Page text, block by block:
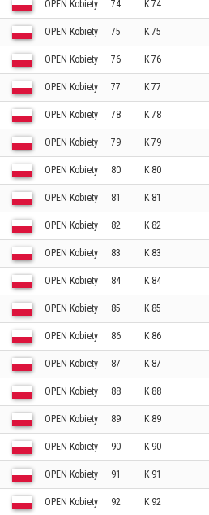
OPEN Kobiety 74 K 74
OPEN Kobiety 75 K 75
OPEN Kobiety 76 K 76
OPEN Kobiety 77 K 77
OPEN Kobiety 78 K 78
OPEN Kobiety 79 K 79
OPEN Kobiety 80 K 80
OPEN Kobiety 81 K 81
OPEN Kobiety 82 K 82
OPEN Kobiety 83 K 83
OPEN Kobiety 84 K 84
OPEN Kobiety 85 K 85
OPEN Kobiety 86 K 86
OPEN Kobiety 87 K 87
OPEN Kobiety 88 K 88
OPEN Kobiety 89 K 89
OPEN Kobiety 90 K 90
OPEN Kobiety 91 K 91
OPEN Kobiety 92 K 92